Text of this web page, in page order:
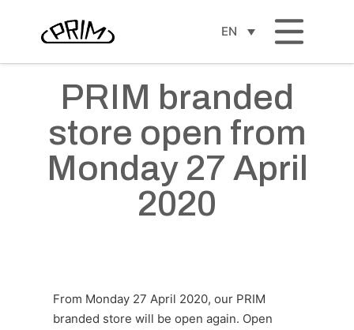
EN
PRIM branded
store open from
Monday 27 April
2020
From Monday 27 April 2020, our PRIM
branded store will be open again. Open